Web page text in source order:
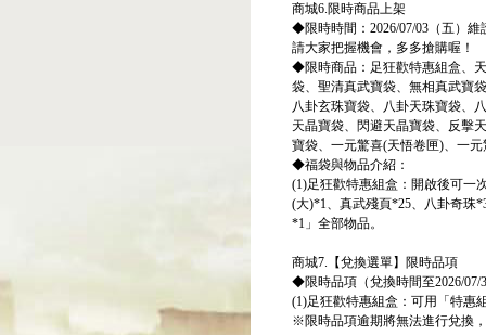
商城6.限時商品上架
◆限時時間：2026/07/03（五）維
請大家把握機會，多多搶購喔！
◆限時商品：足狂歡特惠組盒、
袋、聖清真武寶袋、無相真武寶
八卦玄珠寶袋、八卦天珠寶袋、
天晶寶袋、閃避天晶寶袋、反擊
寶袋、一元驚喜(天悟卷匣)、一
◆福袋與物品介紹：
(1)足狂歡特惠組盒：開啟後可一
(大)*1、真武殘頁*25、八卦奇珠
*1」全部物品。
商城7.【兌換選單】限時品項
◆限時品項（兌換時間至2026/
(1)足狂歡特惠組盒：可用「特惠
※限時品項逾期將無法進行兌換